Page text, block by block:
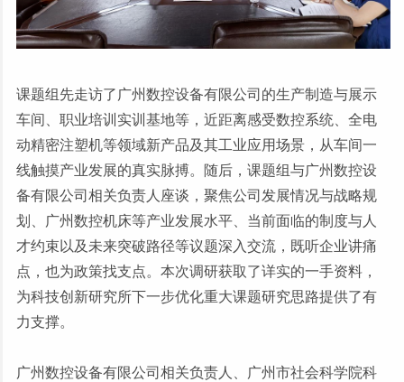
课题组先走访了广州数控设备有限公司的生产制造与展示
车间、职业培训实训基地等，近距离感受数控系统、全电
动精密注塑机等领域新产品及其工业应用场景，从车间一
线触摸产业发展的真实脉搏。随后，课题组与广州数控设
备有限公司相关负责人座谈，聚焦公司发展情况与战略规
划、广州数控机床等产业发展水平、当前面临的制度与人
才约束以及未来突破路径等议题深入交流，既听企业讲痛
点，也为政策找支点。本次调研获取了详实的一手资料，
为科技创新研究所下一步优化重大课题研究思路提供了有
力支撑。
广州数控设备有限公司相关负责人、广州市社会科学院科